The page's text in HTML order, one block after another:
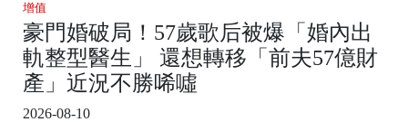
增值
豪門婚破局！57歲歌后被爆「婚內出
軌整型醫生」 還想轉移「前夫57億財
產」近況不勝唏噓
2026-08-10